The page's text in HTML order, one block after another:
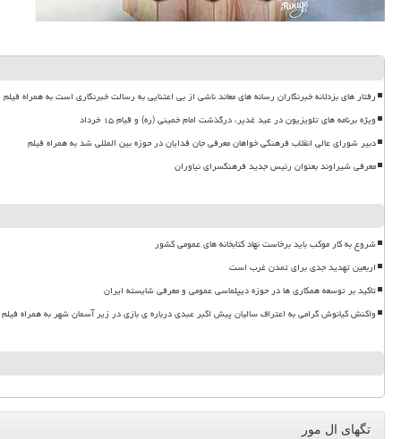
رفتار های بزدلانه خبرنگاران رسانه های معاند ناشی از بی اعتنایی به رسالت خبرنگاری است به همراه فیلم
ویژه برنامه های تلویزیون در عید غدیر، درگذشت امام خمینی (ره) و قیام ۱۵ خرداد
دبیر شورای عالی انقلاب فرهنگی خواهان معرفی جان فدایان در حوزه بین المللی شد به همراه فیلم
معرفی شیراوند بعنوان رئیس جدید فرهنگسرای نیاوران
شروع به کار موکب باید برخاست نهاد کتابخانه های عمومی کشور
اربعین تهدید جدی برای تمدن غرب است
تاکید بر توسعه همکاری ها در حوزه دیپلماسی عمومی و معرفی شایسته ایران
واکنش کیانوش گرامی به اعتراف سالیان پیش اکبر عبدی درباره ی بازی در زیر آسمان شهر به همراه فیلم
تگهای ال مور